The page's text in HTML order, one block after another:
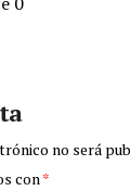
no será
con*